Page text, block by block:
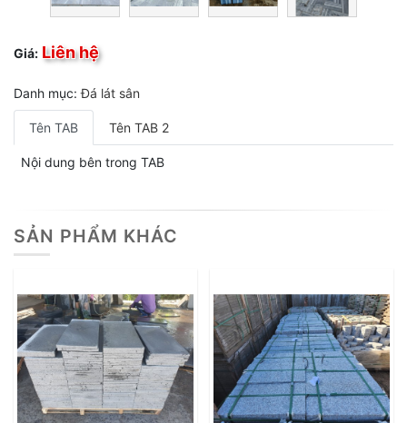
Giá: Liên hệ
Danh mục:Đá lát sân
Tên TAB Tên TAB 2
Nội dung bên trong TAB
SẢN PHẨM KHÁC